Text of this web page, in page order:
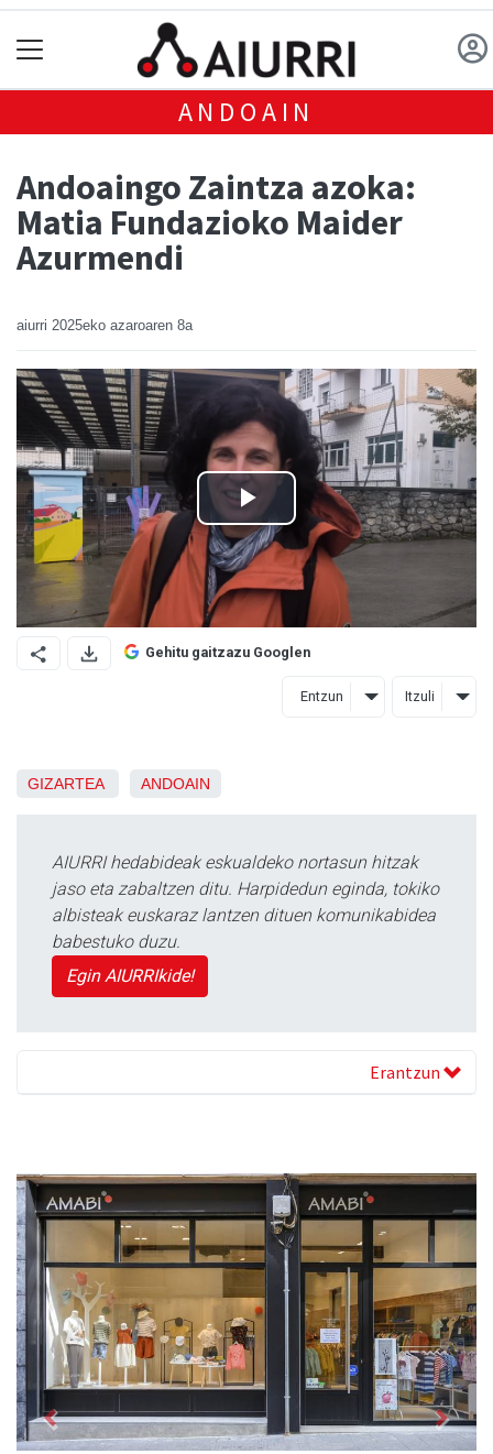
ANDOAIN
Andoaingo Zaintza azoka:
Matia Fundazioko Maider
Azurmendi
aiurri 2025eko azaroaren 8a
Gehitu gaitzazu Googlen
Entzun Itzuli
GIZARTEA ANDOAIN
AIURRI hedabideak eskualdeko nortasun hitzak
jaso eta zabaltzen ditu. Harpidedun eginda, tokiko
albisteak euskaraz lantzen dituen komunikabidea
babestuko duzu.
Egin AIURRIkide!
Erantzun
Previous Next